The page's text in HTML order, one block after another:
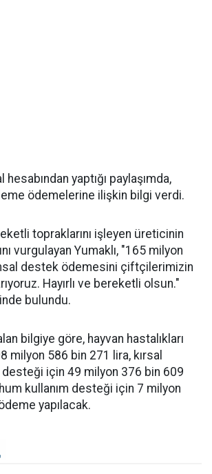
hesabından yaptığı paylaşımda,
ödemelerine ilişkin bilgi verdi.
topraklarını işleyen üreticinin
vurgulayan Yumaklı, "165 milyon
destek ödemesini çiftçilerimizin
Hayırlı ve bereketli olsun."
bulundu.
bilgiye göre, hayvan hastalıkları
milyon 586 bin 271 lira, kırsal
desteği için 49 milyon 376 bin 609
kullanım desteği için 7 milyon
yapılacak.